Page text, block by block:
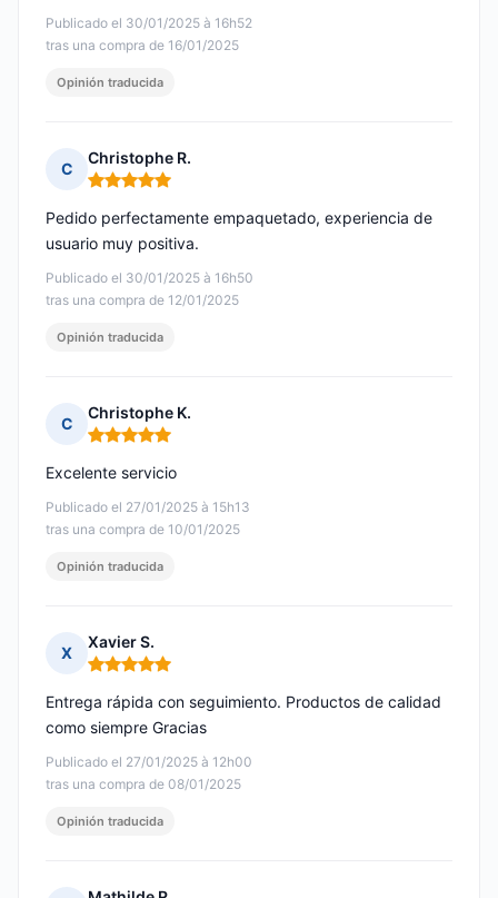
Publicado el 30/01/2025 à 16h52
tras una compra de 16/01/2025
Opinión traducida
C
Christophe R.
Nota: 5 de 5
Publicado el 30/01/2025 à 16h50
tras una compra de 12/01/2025
Pedido perfectamente empaquetado, experiencia de
usuario muy positiva.
Opinión traducida
C
Christophe K.
Nota: 5 de 5
Publicado el 27/01/2025 à 15h13
tras una compra de 10/01/2025
Excelente servicio
Opinión traducida
X
Xavier S.
Nota: 5 de 5
Publicado el 27/01/2025 à 12h00
tras una compra de 08/01/2025
Entrega rápida con seguimiento. Productos de calidad
como siempre Gracias
Opinión traducida